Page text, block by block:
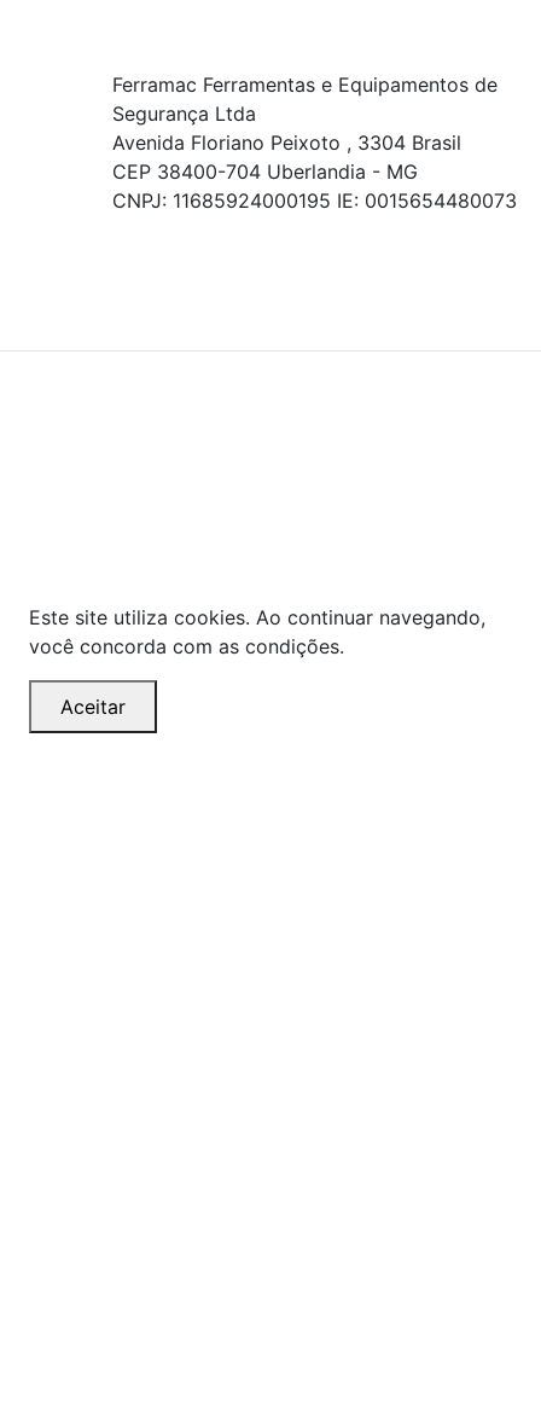
Ferramac Ferramentas e Equipamentos de
Segurança Ltda
Avenida Floriano Peixoto , 3304 Brasil
CEP 38400-704 Uberlandia - MG
CNPJ: 11685924000195 IE: 0015654480073
Este site utiliza cookies. Ao continuar navegando,
você concorda com as condições.
Aceitar